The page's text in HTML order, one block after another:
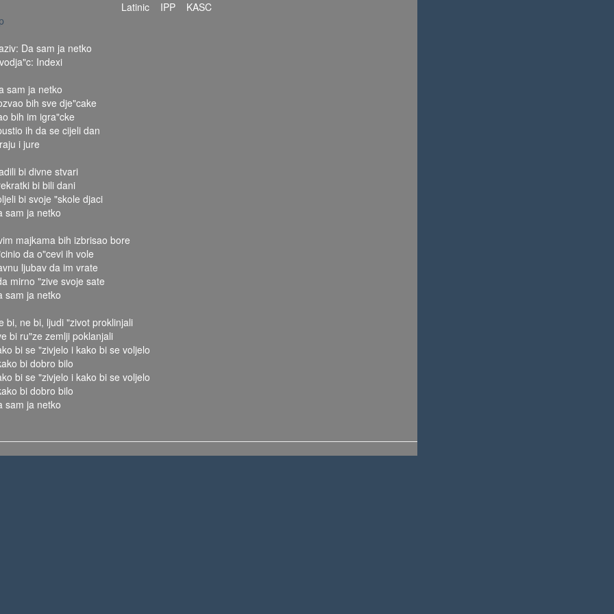
Latinic IPP
KASC
Da sam ja netko
Indexi
sam ja netko
bih sve dje"cake
bih im igra"cke
ih da se cijeli dan
i jure
bi divne stvari
bi bili dani
bi svoje "skole djaci
sam ja netko
majkama bih izbrisao bore
da o"cevi ih vole
ljubav da im vrate
mirno "zive svoje sate
sam ja netko
bi, ne bi, ljudi "zivot proklinjali
bi ru"ze zemlji poklanjali
bi se "zivjelo i kako bi se voljelo
bi dobro bilo
bi se "zivjelo i kako bi se voljelo
bi dobro bilo
sam ja netko